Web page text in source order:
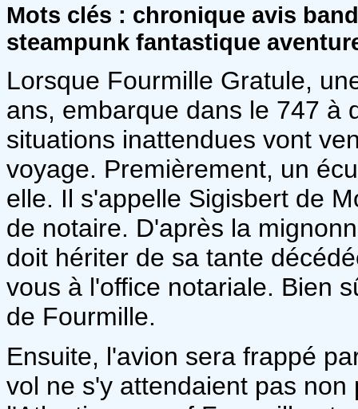
Mots clés : chronique avis
steampunk fantastique
Lorsque Fourmille Gratule,
ans, embarque dans le 747 à
situations inattendues vont
voyage. Premièrement, un
elle. Il s'appelle Sigisbert de
de notaire. D'après la
doit hériter de sa tante
vous à l'office notariale. Bien
de Fourmille.
Ensuite, l'avion sera frappé
vol ne s'y attendaient pas